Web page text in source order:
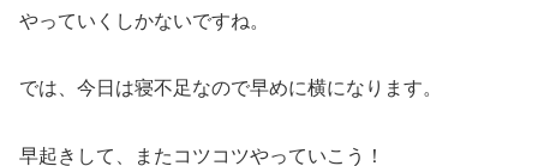
やっていくしかないですね。
では、今日は寝不足なので早めに横になります。
早起きして、またコツコツやっていこう！